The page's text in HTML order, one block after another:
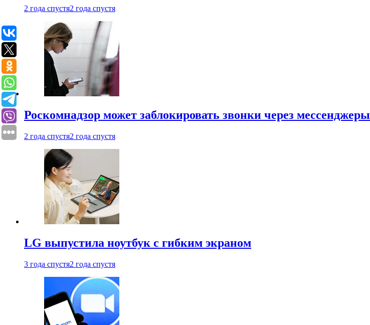
2 года спустя2 года спустя
Роскомнадзор может заблокировать звонки через мессенджеры
2 года спустя2 года спустя
LG выпустила ноутбук с гибким экраном
3 года спустя2 года спустя